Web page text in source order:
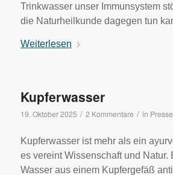
Trinkwasser unser Immunsystem
die Naturheilkunde dagegen tun
Weiterlesen
Kupferwasser
19. Oktober 2025 / 2 Kommentare / in Presse
Kupferwasser ist mehr als ein
es vereint Wissenschaft und Natur.
Wasser aus einem Kupfergefäß